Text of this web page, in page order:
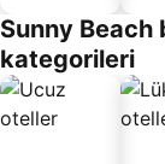
Sunny
kategorileri